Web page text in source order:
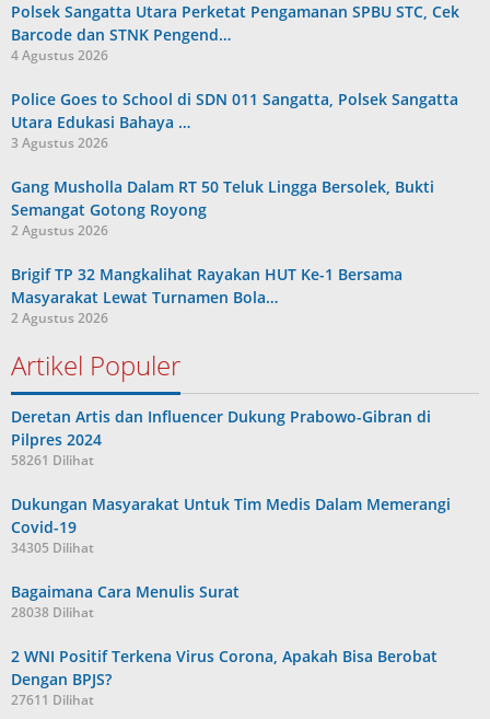
Polsek Sangatta Utara Perketat Pengamanan SPBU STC, Cek
Barcode dan STNK Pengend…
4 Agustus 2026
Police Goes to School di SDN 011 Sangatta, Polsek Sangatta
Utara Edukasi Bahaya …
3 Agustus 2026
Gang Musholla Dalam RT 50 Teluk Lingga Bersolek, Bukti
Semangat Gotong Royong
2 Agustus 2026
Brigif TP 32 Mangkalihat Rayakan HUT Ke-1 Bersama
Masyarakat Lewat Turnamen Bola…
2 Agustus 2026
Artikel Populer
Deretan Artis dan Influencer Dukung Prabowo-Gibran di
Pilpres 2024
58261 Dilihat
Dukungan Masyarakat Untuk Tim Medis Dalam Memerangi
Covid-19
34305 Dilihat
Bagaimana Cara Menulis Surat
28038 Dilihat
2 WNI Positif Terkena Virus Corona, Apakah Bisa Berobat
Dengan BPJS?
27611 Dilihat